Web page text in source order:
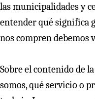
las municipalidades y
entender qué significa
nos compren debemos
Sobre el contenido de
somos, qué servicio o